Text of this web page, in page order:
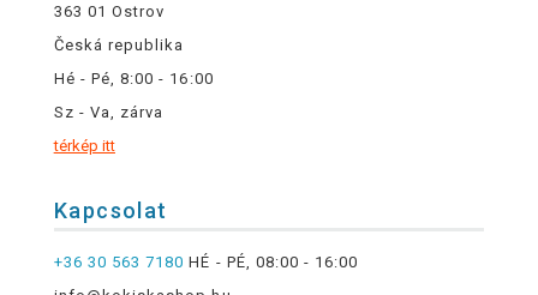
363 01 Ostrov
Česká republika
Hé - Pé, 8:00 - 16:00
Sz - Va, zárva
térkép itt
Kapcsolat
+36 30 563 7180 HÉ - PÉ, 08:00 - 16:00